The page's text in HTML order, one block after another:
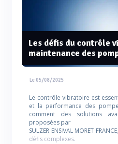
Les défis du contrôle
maintenance des
Le 05/08/2025
Le contrôle vibratoire est
et la performance des
comment des solutions
proposées par
SULZER ENSIVAL MORET FRANCE
défis complexes.